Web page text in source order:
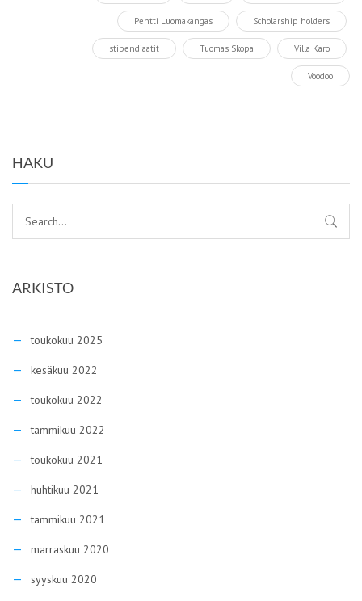
Pentti Luomakangas Scholarship holders
stipendiaatit Tuomas Skopa Villa Karo
Voodoo
HAKU
ARKISTO
toukokuu 2025
kesäkuu 2022
toukokuu 2022
tammikuu 2022
toukokuu 2021
huhtikuu 2021
tammikuu 2021
marraskuu 2020
syyskuu 2020